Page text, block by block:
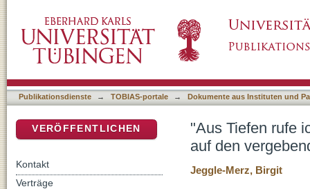
der Bibel
Publikationsdienste → TOBIAS-portale → Dokumente aus Instituten und
"Aus Tiefen rufe
auf den
Jeggle-Merz, Birgit
VERÖFFENTLICHEN
Kontakt
Verträge